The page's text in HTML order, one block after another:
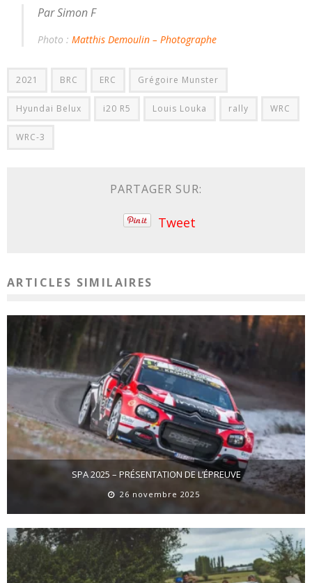
Par Simon F
Photo :Matthis Demoulin – Photographe
2021 BRC ERC Grégoire Munster
Hyundai Belux i20 R5 Louis Louka rally WRC
WRC-3
PARTAGER SUR:
Tweet
ARTICLES SIMILAIRES
SPA 2025 – PRÉSENTATION DE L’ÉPREUVE
26 novembre 2025